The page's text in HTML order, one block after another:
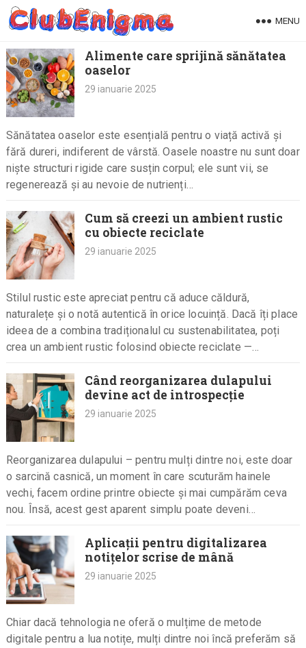
Skip
MENU
Alimente care sprijină sănătatea
oaselor
29 ianuarie 2025
Sănătatea oaselor este esențială pentru o viață activă și
fără dureri, indiferent de vârstă. Oasele noastre nu sunt doar
niște structuri rigide care susțin corpul; ele sunt vii, se
regenerează și au nevoie de nutrienți…
Cum să creezi un ambient rustic
cu obiecte reciclate
29 ianuarie 2025
Stilul rustic este apreciat pentru că aduce căldură,
naturalețe și o notă autentică în orice locuință. Dacă îți place
ideea de a combina tradiționalul cu sustenabilitatea, poți
crea un ambient rustic folosind obiecte reciclate —…
Când reorganizarea dulapului
devine act de introspecție
29 ianuarie 2025
Reorganizarea dulapului – pentru mulți dintre noi, este doar
o sarcină casnică, un moment în care scuturăm hainele
vechi, facem ordine printre obiecte și mai cumpărăm ceva
nou. Însă, acest gest aparent simplu poate deveni…
Aplicații pentru digitalizarea
notițelor scrise de mână
29 ianuarie 2025
Chiar dacă tehnologia ne oferă o mulțime de metode
digitale pentru a lua notițe, mulți dintre noi încă preferăm să